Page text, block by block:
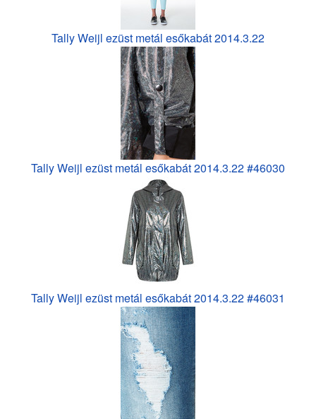
Tally Weijl ezüst metál esőkabát 2014.3.22
Tally Weijl ezüst metál esőkabát 2014.3.22 #46030
Tally Weijl ezüst metál esőkabát 2014.3.22 #46031